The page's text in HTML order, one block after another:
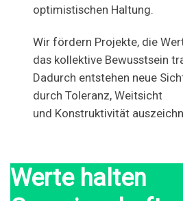
optimistischen Haltung.
Wir fördern Projekte, die
das kollektive Bewusstsein
Dadurch entstehen neue
durch Toleranz, Weitsicht
und Konstruktivität
Werte halten